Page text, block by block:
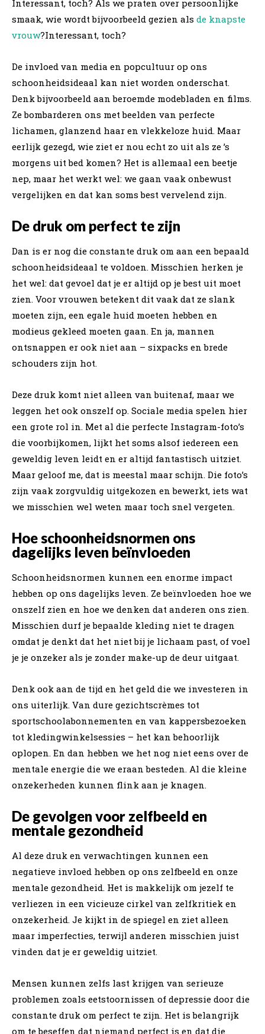
Interessant, toch? Als we praten over persoonlijke
smaak, wie wordt bijvoorbeeld gezien als de knapste
vrouw?Interessant, toch?
De invloed van media en popcultuur op ons
schoonheidsideaal kan niet worden onderschat.
Denk bijvoorbeeld aan beroemde modebladen en films.
Ze bombarderen ons met beelden van perfecte
lichamen, glanzend haar en vlekkeloze huid. Maar
eerlijk gezegd, wie ziet er nou echt zo uit als ze ’s
morgens uit bed komen? Het is allemaal een beetje
nep, maar het werkt wel: we gaan vaak onbewust
vergelijken en dat kan soms best vervelend zijn.
De druk om perfect te zijn
Dan is er nog die constante druk om aan een bepaald
schoonheidsideaal te voldoen. Misschien herken je
het wel: dat gevoel dat je er altijd op je best uit moet
zien. Voor vrouwen betekent dit vaak dat ze slank
moeten zijn, een egale huid moeten hebben en
modieus gekleed moeten gaan. En ja, mannen
ontsnappen er ook niet aan – sixpacks en brede
schouders zijn hot.
Deze druk komt niet alleen van buitenaf, maar we
leggen het ook onszelf op. Sociale media spelen hier
een grote rol in. Met al die perfecte Instagram-foto’s
die voorbijkomen, lijkt het soms alsof iedereen een
geweldig leven leidt en er altijd fantastisch uitziet.
Maar geloof me, dat is meestal maar schijn. Die foto’s
zijn vaak zorgvuldig uitgekozen en bewerkt, iets wat
we misschien wel weten maar toch snel vergeten.
Hoe schoonheidsnormen ons
dagelijks leven beïnvloeden
Schoonheidsnormen kunnen een enorme impact
hebben op ons dagelijks leven. Ze beïnvloeden hoe we
onszelf zien en hoe we denken dat anderen ons zien.
Misschien durf je bepaalde kleding niet te dragen
omdat je denkt dat het niet bij je lichaam past, of voel
je je onzeker als je zonder make-up de deur uitgaat.
Denk ook aan de tijd en het geld die we investeren in
ons uiterlijk. Van dure gezichtscrèmes tot
sportschoolabonnementen en van kappersbezoeken
tot kledingwinkelsessies – het kan behoorlijk
oplopen. En dan hebben we het nog niet eens over de
mentale energie die we eraan besteden. Al die kleine
onzekerheden kunnen flink aan je knagen.
De gevolgen voor zelfbeeld en
mentale gezondheid
Al deze druk en verwachtingen kunnen een
negatieve invloed hebben op ons zelfbeeld en onze
mentale gezondheid. Het is makkelijk om jezelf te
verliezen in een vicieuze cirkel van zelfkritiek en
onzekerheid. Je kijkt in de spiegel en ziet alleen
maar imperfecties, terwijl anderen misschien juist
vinden dat je er geweldig uitziet.
Mensen kunnen zelfs last krijgen van serieuze
problemen zoals eetstoornissen of depressie door die
constante druk om perfect te zijn. Het is belangrijk
om te beseffen dat niemand perfect is en dat die